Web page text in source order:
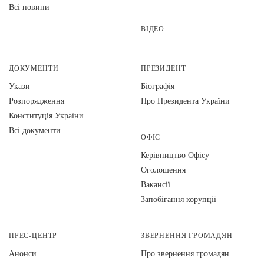
Всі новини
ВІДЕО
ДОКУМЕНТИ
Укази
Розпорядження
Конституція України
Всі документи
ПРЕЗИДЕНТ
Біографія
Про Президента України
ОФІС
Керівництво Офісу
Оголошення
Вакансії
Запобігання корупції
ПРЕС-ЦЕНТР
Анонси
ЗВЕРНЕННЯ ГРОМАДЯН
Про звернення громадян